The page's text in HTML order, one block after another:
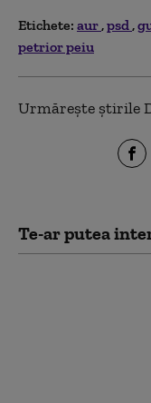
Etichete: aur psd
petrior peiu
Urmărește știrile
Te-ar putea